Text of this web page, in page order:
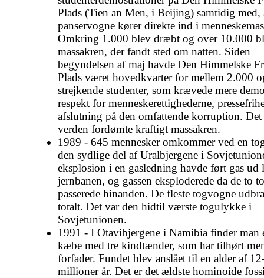
Plads (Tien an Men, i Beijing) samtidig med,
panservogne kører direkte ind i
Omkring 1.000 blev dræbt og over 10.000
massakren, der fandt sted om natten. Siden
begyndelsen af maj havde Den Himmelske
Plads været hovedkvarter for mellem 2.000
strejkende studenter, som krævede mere
respekt for menneskerettighederne,
afslutning på den omfattende korruption. Det
verden fordømte kraftigt massakren.
1989 - 645 mennesker omkommer ved en
den sydlige del af Uralbjergene i
eksplosion i en gasledning havde ført gas ud
jernbanen, og gassen eksploderede da de to
passerede hinanden. De fleste togvogne
totalt. Det var den hidtil værste togulykke i
Sovjetunionen.
1991 - I Otavibjergene i Namibia finder man
kæbe med tre kindtænder, som har tilhørt
forfader. Fundet blev anslået til en alder af
millioner år. Det er det ældste hominoide